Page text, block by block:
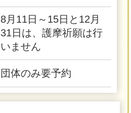
8月11日～15日と12月
31日は、護摩祈願は行
いません
団体のみ要予約